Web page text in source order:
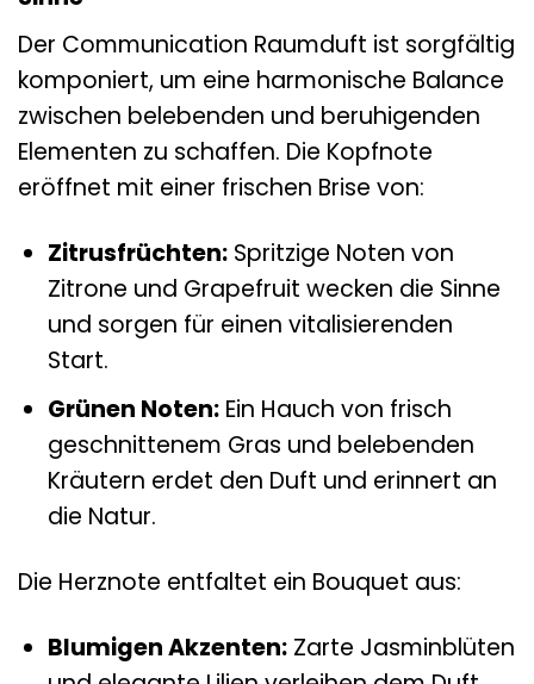
Der Communication Raumduft ist sorgfältig
komponiert, um eine harmonische Balance
zwischen belebenden und beruhigenden
Elementen zu schaffen. Die Kopfnote
eröffnet mit einer frischen Brise von:
Zitrusfrüchten:Spritzige Noten von
Zitrone und Grapefruit wecken die Sinne
und sorgen für einen vitalisierenden
Start.
Grünen Noten:Ein Hauch von frisch
geschnittenem Gras und belebenden
Kräutern erdet den Duft und erinnert an
die Natur.
Die Herznote entfaltet ein Bouquet aus:
Blumigen Akzenten:Zarte Jasminblüten